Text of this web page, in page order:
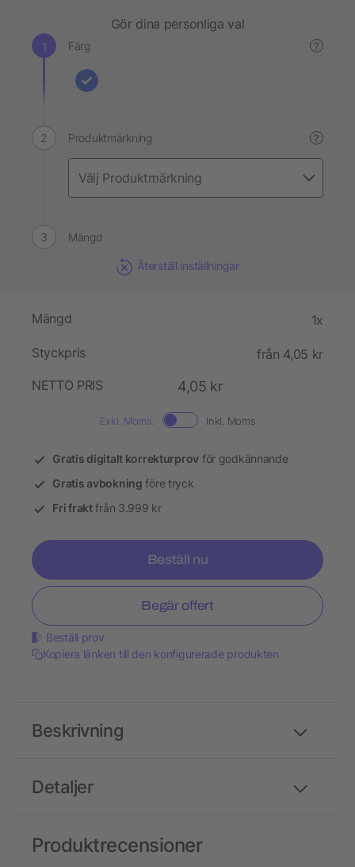
Gör dina personliga val
Färg ?
Produktmärkning ?
Mängd
Återställ inställningar
Mängd 1x
Styckpris
från 4,05 kr
NETTO PRIS
4,05 kr
Exkl. Moms. Inkl. Moms
Gratis digitalt korrekturprov för godkännande
Gratis avbokning före tryck
Fri fraktfrån 3.999 kr
Beställ nu
Begär offert
Beställ prov
Kopiera länken till den konfigurerade produkten
Detaljer
Beskrivning
Produktrecensioner